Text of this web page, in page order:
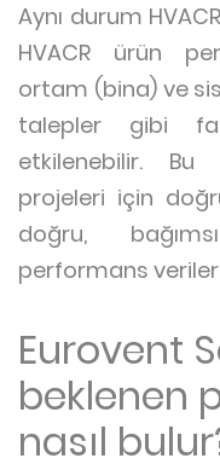
Aynı durum
HVACR ürün
ortam (bina) ve
talepler gibi
etkilenebilir. Bu
projeleri için
doğru,
performans
Eurovent
beklenen
nasıl